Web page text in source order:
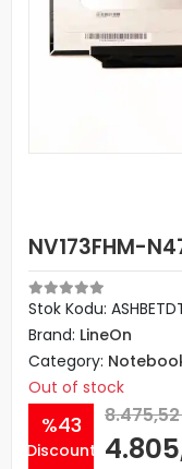
NV173FHM-
Stok Kodu:
Brand: LineOn
Category:
Out of stock
%43
Discount
8.475,52